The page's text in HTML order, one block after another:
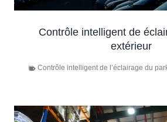
Contrôle intelligent de
extérieur
Contrôle intelligent de l’éclairage du